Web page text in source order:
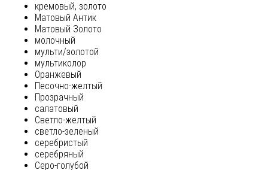
кремовый, золото
Матовый Антик
Матовый Золото
молочный
мульти/золотой
мультиколор
Оранжевый
Песочно-желтый
Прозрачный
салатовый
Светло-желтый
светло-зеленый
серебристый
серебряный
Серо-голубой